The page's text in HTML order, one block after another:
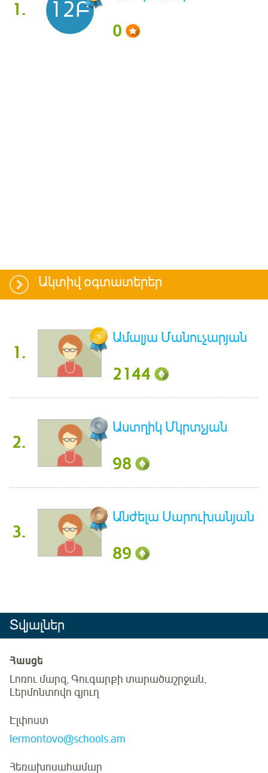
1. 12Բ
0
Ակտիվ օգտատերեր
1.
Ամալյա Մանուչարյան
2144
2.
Աստղիկ Մկրտչյան
98
3.
Անժելա Սարուխանյան
89
Տվյալներ
Հասցե
Լոռու մարզ, Գուգարքի տարածաշրջան,
Լերմոնտովո գյուղ
Էլփոստ
lermontovo@schools.am
Հեռախոսահամար